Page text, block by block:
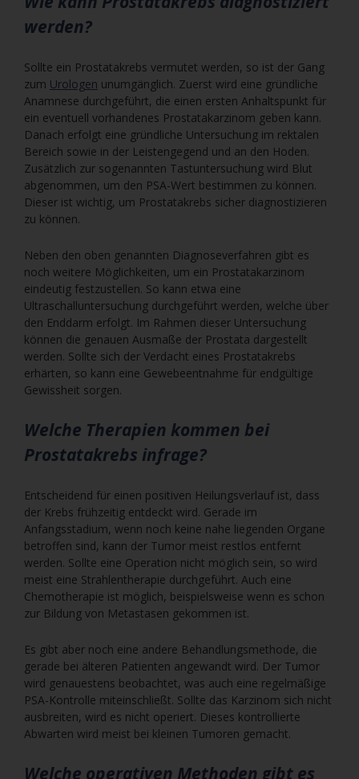
werden?
Sollte ein Prostatakrebs vermutet werden, so ist der Gang
zum Urologen unumgänglich. Zuerst wird eine gründliche
Anamnese durchgeführt, die einen ersten Anhaltspunkt für
ein eventuell vorhandenes Prostatakarzinom geben kann.
Danach erfolgt eine gründliche Untersuchung im rektalen
Bereich sowie in der Leistengegend und an den Hoden.
Zusätzlich zur sogenannten Tastuntersuchung wird Blut
abgenommen, um den PSA-Wert bestimmen zu können.
Dieser ist wichtig, um Prostatakrebs sicher diagnostizieren
zu können.
Neben den oben genannten Diagnoseverfahren gibt es
noch weitere Möglichkeiten, um ein Prostatakarzinom
eindeutig festzustellen. So kann etwa eine
Ultraschalluntersuchung durchgeführt werden, welche über
den Enddarm erfolgt. Im Rahmen dieser Untersuchung
können die genauen Ausmaße der Prostata dargestellt
werden. Sollte sich der Verdacht eines Prostatakrebs
erhärten, so kann eine Gewebeentnahme für endgültige
Gewissheit sorgen.
Welche Therapien kommen bei
Prostatakrebs infrage?
Entscheidend für einen positiven Heilungsverlauf ist, dass
der Krebs frühzeitig entdeckt wird. Gerade im
Anfangsstadium, wenn noch keine nahe liegenden Organe
betroffen sind, kann der Tumor meist restlos entfernt
werden. Sollte eine Operation nicht möglich sein, so wird
meist eine Strahlentherapie durchgeführt. Auch eine
Chemotherapie ist möglich, beispielsweise wenn es schon
zur Bildung von Metastasen gekommen ist.
Es gibt aber noch eine andere Behandlungsmethode, die
gerade bei älteren Patienten angewandt wird. Der Tumor
wird genauestens beobachtet, was auch eine regelmäßige
PSA-Kontrolle miteinschließt. Sollte das Karzinom sich nicht
ausbreiten, wird es nicht operiert. Dieses kontrollierte
Abwarten wird meist bei kleinen Tumoren gemacht.
Welche operativen Methoden gibt es